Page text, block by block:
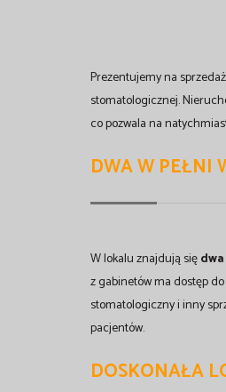
Prezentujemy na
stomatologicznej.
co pozwala na
DWA W PEŁNI
W lokalu znajdują się
z gabinetów ma dostęp
stomatologiczny i inny
pacjentów.
DOSKONAŁA